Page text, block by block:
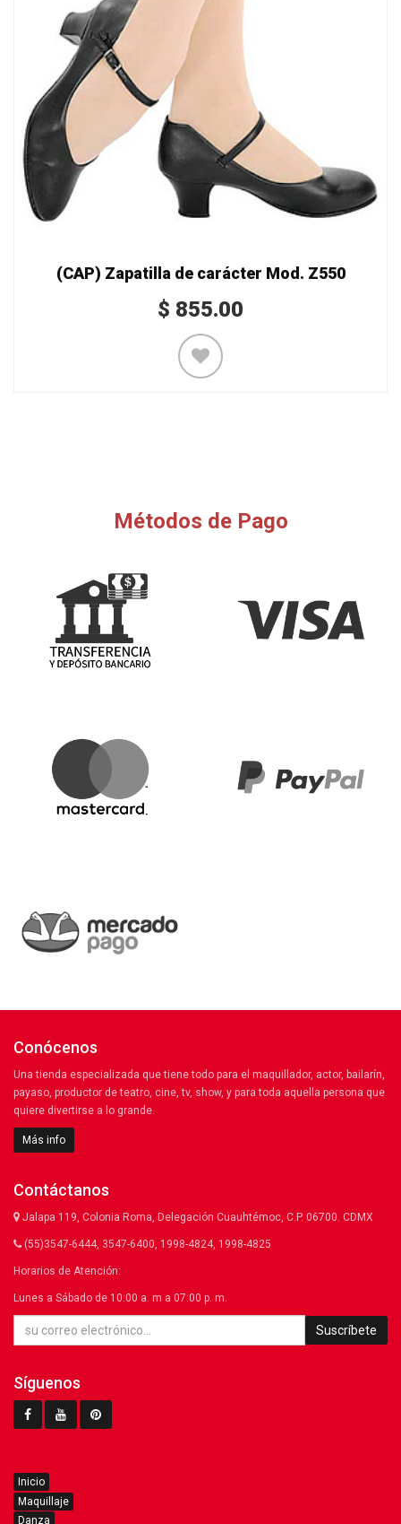
(CAP) Zapatilla de carácter Mod. Z550
$ 855.00
Métodos de Pago
Conócenos
Una tienda especializada que tiene todo para el maquillador, actor, bailarín,
payaso, productor de teatro, cine, tv, show, y para toda aquella persona que
quiere divertirse a lo grande.
Más info
Contáctanos
Jalapa 119, Colonia Roma, Delegación Cuauhtémoc, C.P. 06700. CDMX
(55)3547-6444, 3547-6400, 1998-4824, 1998-4825
Horarios de Atención:
Lunes a Sábado de 10:00 a. m a 07:00 p. m.
Suscríbete
Síguenos
Inicio
Maquillaje
Danza